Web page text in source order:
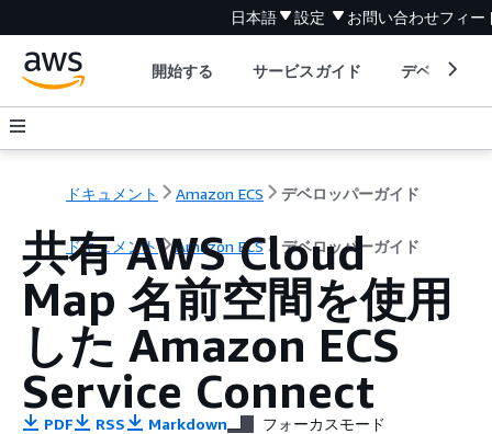
日本語 設定 お問い合わせフィー
開始する サービスガイド デベロッパ
ドキュメント Amazon ECS デベロッパーガイド
ドキュメント Amazon ECS デベロッパーガイド
共有 AWS Cloud
Map 名前空間を使用
した Amazon ECS
Service Connect
PDF RSS Markdown フォーカスモード